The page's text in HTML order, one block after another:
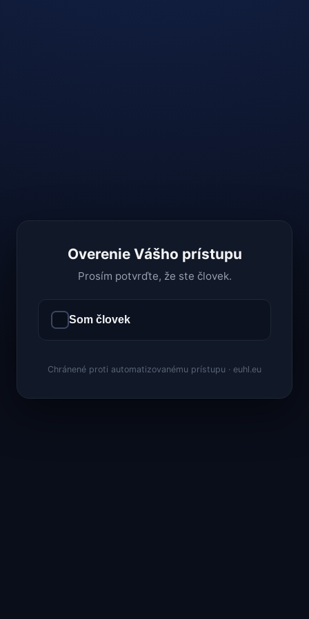
Overenie Vášho prístupu
Prosím potvrďte, že ste človek.
Som človek
Chránené proti automatizovanému prístupu · euhl.eu